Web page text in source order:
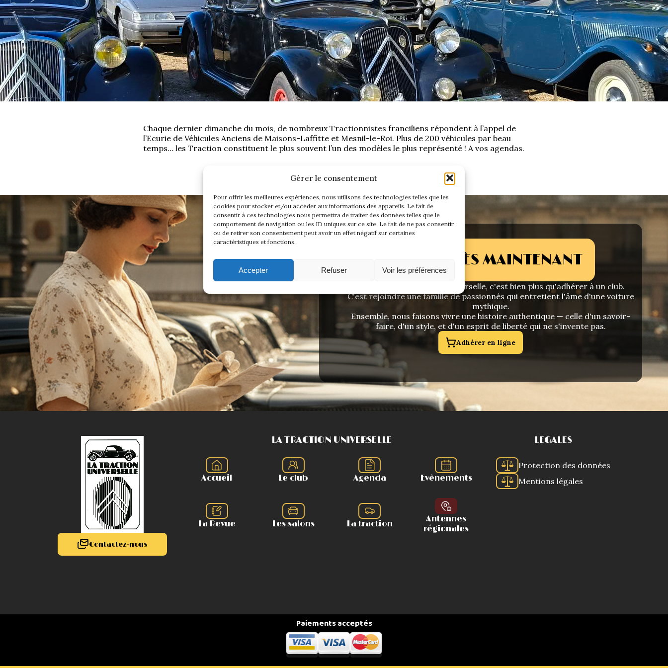
Gérer le consentement
Pour offrir les meilleures expériences, nous utilisons des technologies telles que les
cookies pour stocker et/ou accéder aux informations des appareils. Le fait de
consentir à ces technologies nous permettra de traiter des données telles que le
comportement de navigation ou les ID uniques sur ce site. Le fait de ne pas consentir
ou de retirer son consentement peut avoir un effet négatif sur certaines
caractéristiques et fonctions.
Accepter Refuser Voir les préférences
Chaque dernier dimanche du mois, de nombreux Tractionnistes franciliens répondent à l’appel de
l’Ecurie de Véhicules Anciens de Maisons-Laffitte et Mesnil-le-Roi. Plus de 200 véhicules par beau
temps… les Traction constituent le plus souvent l’un des modèles le plus représenté ! A vos agendas.
ADHÉREZ DÈS MAINTENANT
Rejoindre La Traction Universelle, c'est bien plus qu'adhérer à un club.
C'est rejoindre une famille de passionnés qui entretient l'âme d'une voiture
mythique.
Ensemble, nous faisons vivre une histoire authentique — celle d'un savoir-
faire, d'un style, et d'un esprit de liberté qui ne s'invente pas.
Adhérer en ligne
Contactez-nous
LA TRACTION UNIVERSELLE
Accueil Le club Agenda Evènements
La Revue Les salons La traction
Antennes
régionales
LEGALES
Protection des données
Mentions légales
Paiements acceptés